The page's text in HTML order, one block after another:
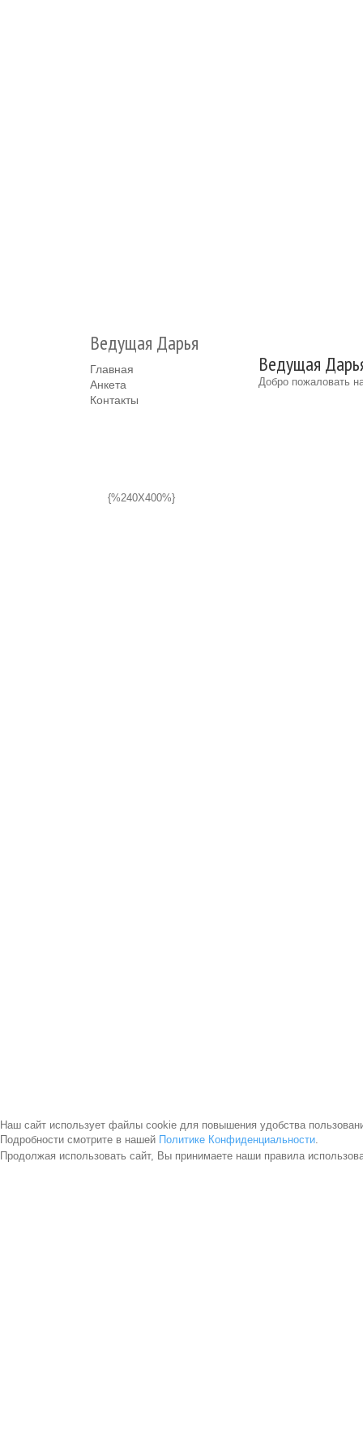
Beдущая Дарья
Главная
Анкета
Контакты
{%240X400%}
Beдущая
Добро пожаловать
Наш сайт использует файлы cookie для повышения удобства
Подробности смотрите в нашей Политике Конфиденциальности.
Продолжая использовать сайт, Вы принимаете наши правила